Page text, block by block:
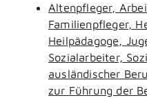
Altenpfleger,
Familienpfleger,
Heilpädagoge,
Sozialarbeiter,
ausländischer
zur Führung der